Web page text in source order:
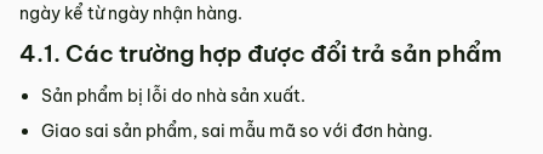
ngày kể từ ngày nhận hàng.
4.1. Các trường hợp được đổi trả sản phẩm
Sản phẩm bị lỗi do nhà sản xuất.
Giao sai sản phẩm, sai mẫu mã so với đơn hàng.